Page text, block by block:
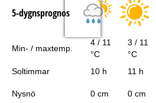
5-dygnsprognos
Min- / maxtemp.
4 / 11
°C
3 / 11
°C
Soltimmar
10 h 11 h
Nysnö 0 cm 0 cm